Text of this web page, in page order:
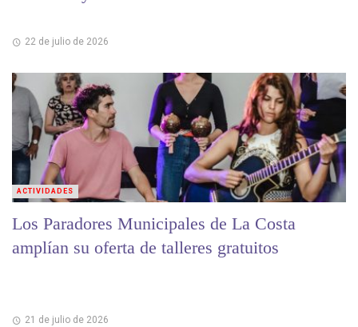
22 de julio de 2026
Los Paradores Municipales de La Costa
amplían su oferta de talleres gratuitos
21 de julio de 2026
ACTIVIDADES